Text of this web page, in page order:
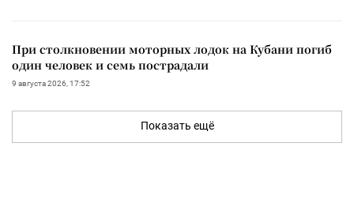
При столкновении моторных лодок на Кубани погиб
один человек и семь пострадали
9 августа 2026, 17:52
Показать ещё